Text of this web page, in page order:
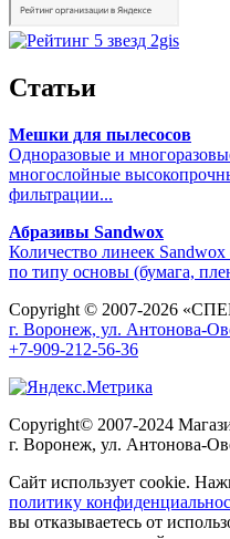
Статьи
Мешки для пылесосов
Одноразовые и
многослойные
фильтрации...
Абразивы Sandwox
Количество линеек
по типу основы (бумага,
Copyright © 2007-2026
г. Воронеж, ул. Антонова-
+7-909-212-56-36
Copyright© 2007-2024
г. Воронеж, ул. Антонова-
Сайт использует cookie.
политику
вы отказываетесь от